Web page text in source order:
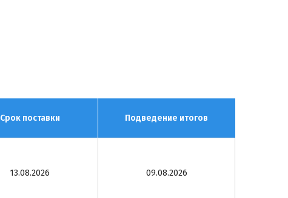
Срок поставки Подведение итогов
13.08.2026 09.08.2026